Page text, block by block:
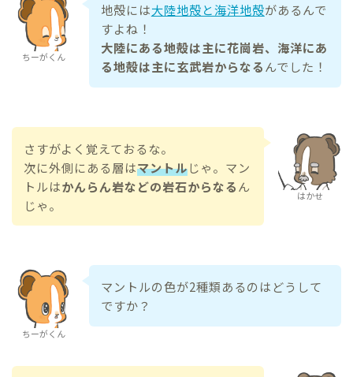
ちーがくん
地殻には大陸地殻と海洋地殻があるんで
すよね！
大陸にある地殻は主に花崗岩、海洋にあ
る地殻は主に玄武岩からなるんでした！
はかせ
さすがよく覚えておるな。
次に外側にある層はマントルじゃ。マン
トルはかんらん岩などの岩石からなるん
じゃ。
ちーがくん
マントルの色が2種類あるのはどうして
ですか？